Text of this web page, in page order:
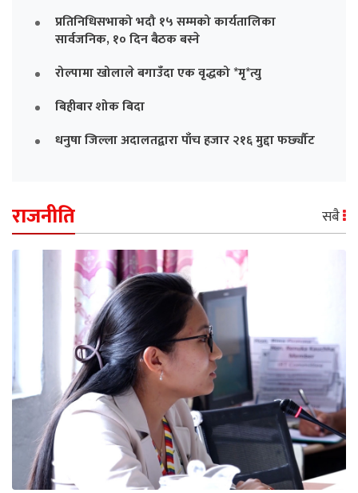
प्रतिनिधिसभाको भदौ १५ सम्मको कार्यतालिका
सार्वजनिक, १० दिन बैठक बस्ने
रोल्पामा खोलाले बगाउँदा एक वृद्धको *मृ*त्यु
बिहीबार शोक बिदा
धनुषा जिल्ला अदालतद्वारा पाँच हजार २१६ मुद्दा फर्छ्यौट
राजनीति सबै